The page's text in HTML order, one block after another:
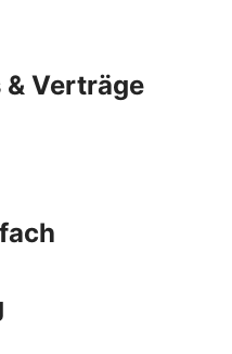
Verträge